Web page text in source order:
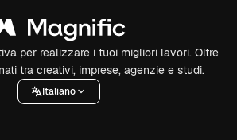
per realizzare i tuoi migliori lavori. Oltre
tra creativi, imprese, agenzie e studi.
Italiano